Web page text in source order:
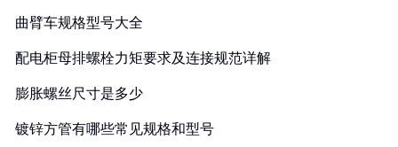
曲臂车规格型号大全
配电柜母排螺栓力矩要求及连接规范详解
膨胀螺丝尺寸是多少
镀锌方管有哪些常见规格和型号